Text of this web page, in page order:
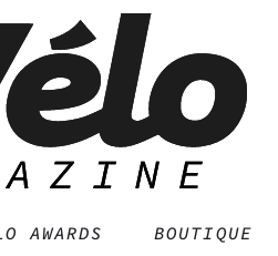
AWARDS BOUTIQUE